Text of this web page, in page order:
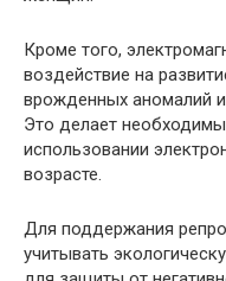
Кроме того,
воздействие на
врожденных аномалий
Это делает
использовании
возрасте.
Для поддержания
учитывать